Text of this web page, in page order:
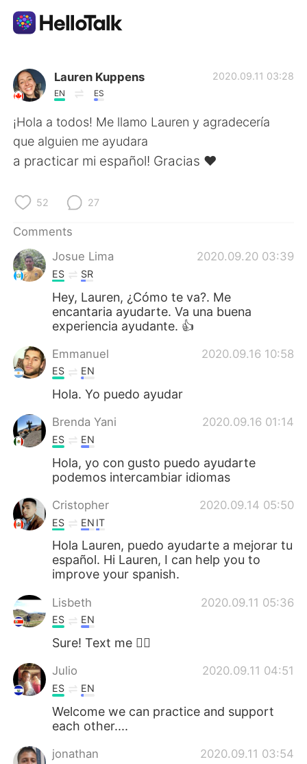
Language Exchange App
AI Grammar Checker
English
简体中文
Français
日本語 한국어
Русский
Indonesia
Türkçe
Português
Lauren Kuppens
EN ES
2020.09.11 03:28
¡Hola a todos! Me llamo Lauren y agradecería
que alguien me ayudara
a practicar mi español! Gracias ❤
52 27
Comments
Josue Lima
2020.09.20 03:39
ES SR
Hey, Lauren, ¿Cómo te va?. Me
encantaria ayudarte. Va una buena
experiencia ayudante. 👍
Emmanuel 2020.09.16 10:58
ES EN
Hola. Yo puedo ayudar
Brenda Yani 2020.09.16 01:14
ES EN
Hola, yo con gusto puedo ayudarte
podemos intercambiar idiomas
Cristopher 2020.09.14 05:50
ES EN IT
Hola Lauren, puedo ayudarte a mejorar tu
español. Hi Lauren, I can help you to
improve your spanish.
Lisbeth 2020.09.11 05:36
ES EN
Sure! Text me 🙋‍♀️
Julio 2020.09.11 04:51
ES EN
Welcome we can practice and support
each other....
jonathan 2020.09.11 03:54